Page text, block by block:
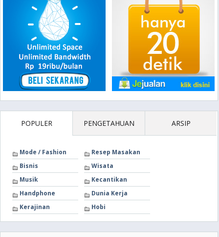
POPULER PENGETAHUAN ARSIP
Mode / Fashion
Resep Masakan
Bisnis
Wisata
Musik
Kecantikan
Handphone
Dunia Kerja
Kerajinan
Hobi